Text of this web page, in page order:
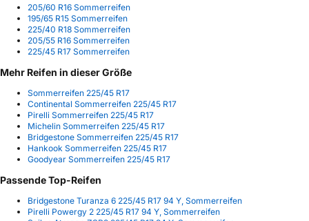
205/60 R16 Sommerreifen
195/65 R15 Sommerreifen
225/40 R18 Sommerreifen
205/55 R16 Sommerreifen
225/45 R17 Sommerreifen
Mehr Reifen in dieser Größe
Sommerreifen 225/45 R17
Continental Sommerreifen 225/45 R17
Pirelli Sommerreifen 225/45 R17
Michelin Sommerreifen 225/45 R17
Bridgestone Sommerreifen 225/45 R17
Hankook Sommerreifen 225/45 R17
Goodyear Sommerreifen 225/45 R17
Passende Top-Reifen
Bridgestone Turanza 6 225/45 R17 94 Y, Sommerreifen
Pirelli Powergy 2 225/45 R17 94 Y, Sommerreifen